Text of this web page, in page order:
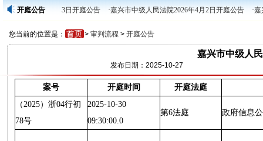
开庭公告
民法院2026年4月3日开庭公告 ·嘉兴市中级人民法院2026年4月2日开庭公告 ·
您当前的位置是： > 审判流程 > 开庭公告
嘉兴市中级人
发布日期：2025-10-27
案号 开庭时间
开庭法庭
（2025）浙04行初
78号
2025-10-30
09:30:00.0
第6法庭 政府信息